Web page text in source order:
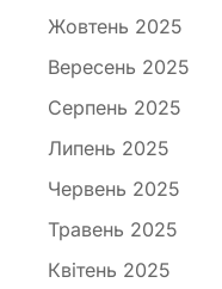
Жовтень 2025
Вересень 2025
Серпень 2025
Липень 2025
Червень 2025
Травень 2025
Квітень 2025